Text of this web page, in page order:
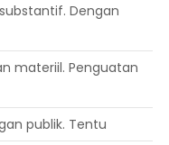
Dengan
materiil. Penguatan
publik. Tentu